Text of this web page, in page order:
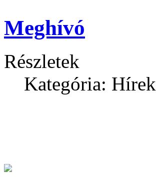
Meghívó
Részletek
Kategória: Hírek